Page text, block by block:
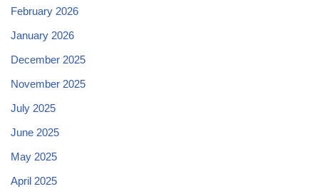
February 2026
January 2026
December 2025
November 2025
July 2025
June 2025
May 2025
April 2025